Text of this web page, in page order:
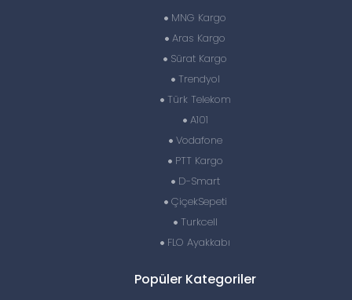
MNG Kargo
Aras Kargo
Sürat Kargo
Trendyol
Türk Telekom
A101
Vodafone
PTT Kargo
D-Smart
ÇiçekSepeti
Turkcell
FLO Ayakkabı
Popüler Kategoriler